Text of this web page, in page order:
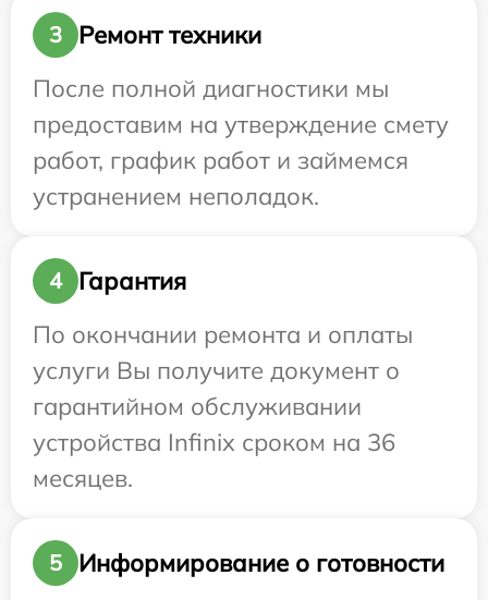
3
Ремонт техники
После полной диагностики мы
предоставим на утверждение смету
работ, график работ и займемся
устранением неполадок.
4
Гарантия
По окончании ремонта и оплаты
услуги Вы получите документ о
гарантийном обслуживании
устройства Infinix сроком на 36
месяцев.
5
Информирование о готовности